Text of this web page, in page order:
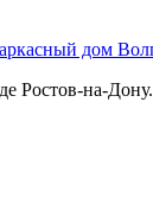
Ростов-на-Дону.